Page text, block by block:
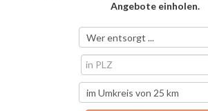
Angebote einholen.